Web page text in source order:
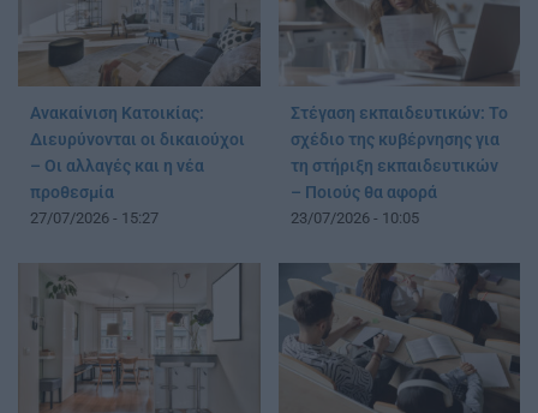
Ανακαίνιση Κατοικίας:
Διευρύνονται οι δικαιούχοι
– Οι αλλαγές και η νέα
προθεσμία
27/07/2026 - 15:27
Στέγαση εκπαιδευτικών: Το
σχέδιο της κυβέρνησης για
τη στήριξη εκπαιδευτικών
– Ποιούς θα αφορά
23/07/2026 - 10:05